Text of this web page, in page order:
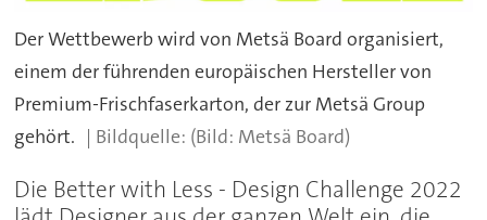
Der Wettbewerb wird von Metsä Board organisiert,
einem der führenden europäischen Hersteller von
Premium-Frischfaserkarton, der zur Metsä Group
gehört.
(Bild: Metsä Board)
Die Better with Less - Design Challenge 2022